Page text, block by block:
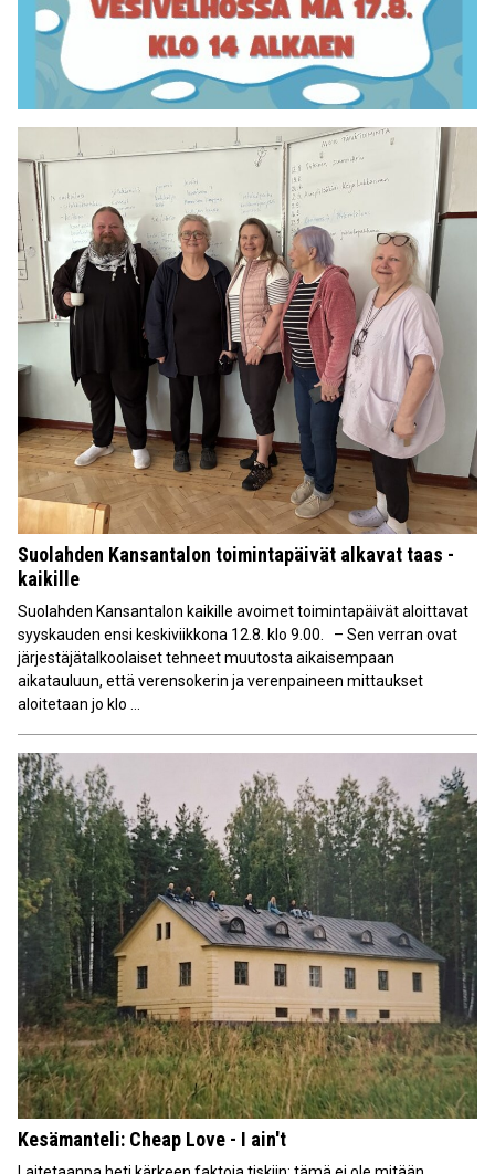
Suolahden Kansantalon toimintapäivät alkavat taas -
kaikille
Suolahden Kansantalon kaikille avoimet toimintapäivät aloittavat
syyskauden ensi keskiviikkona 12.8. klo 9.00. – Sen verran ovat
järjestäjätalkoolaiset tehneet muutosta aikaisempaan
aikatauluun, että verensokerin ja verenpaineen mittaukset
aloitetaan jo klo ...
Kesämanteli: Cheap Love - I ain't